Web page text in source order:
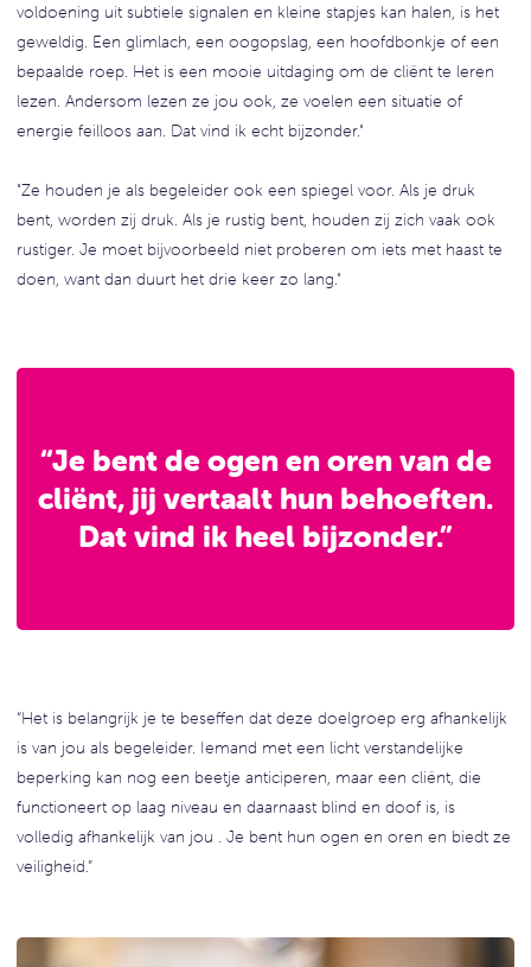
voldoening uit subtiele signalen en kleine stapjes kan halen, is het
geweldig. Een glimlach, een oogopslag, een hoofdbonkje of een
bepaalde roep. Het is een mooie uitdaging om de cliënt te leren
lezen. Andersom lezen ze jou ook, ze voelen een situatie of
energie feilloos aan. Dat vind ik echt bijzonder."
"Ze houden je als begeleider ook een spiegel voor. Als je druk
bent, worden zij druk. Als je rustig bent, houden zij zich vaak ook
rustiger. Je moet bijvoorbeeld niet proberen om iets met haast te
doen, want dan duurt het drie keer zo lang."
“Je bent de ogen en oren van de
cliënt, jij vertaalt hun behoeften.
Dat vind ik heel bijzonder.”
“Het is belangrijk je te beseffen dat deze doelgroep erg afhankelijk
is van jou als begeleider. Iemand met een licht verstandelijke
beperking kan nog een beetje anticiperen, maar een cliënt, die
functioneert op laag niveau en daarnaast blind en doof is, is
volledig afhankelijk van jou . Je bent hun ogen en oren en biedt ze
veiligheid.”